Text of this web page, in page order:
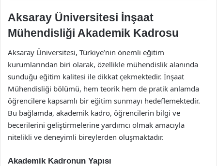
Aksaray Üniversitesi İnşaat
Mühendisliği Akademik Kadrosu
Aksaray Üniversitesi, Türkiye’nin önemli eğitim
kurumlarından biri olarak, özellikle mühendislik alanında
sunduğu eğitim kalitesi ile dikkat çekmektedir. İnşaat
Mühendisliği bölümü, hem teorik hem de pratik anlamda
öğrencilere kapsamlı bir eğitim sunmayı hedeflemektedir.
Bu bağlamda, akademik kadro, öğrencilerin bilgi ve
becerilerini geliştirmelerine yardımcı olmak amacıyla
nitelikli ve deneyimli bireylerden oluşmaktadır.
Akademik Kadronun Yapısı